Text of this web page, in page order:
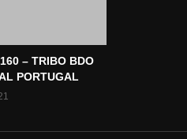
– TRIBO BDO
PORTUGAL